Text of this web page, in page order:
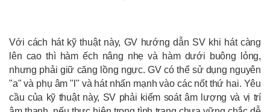
Với cách hát kỹ thuật này, GV hướng dẫn SV khi hát càng
lên cao thì hàm ếch nâng nhẹ và hàm dưới buông lỏng,
nhưng phải giữ căng lồng ngực. GV có thể sử dụng nguyên
"a" và phụ âm "l" và hát nhấn mạnh vào các nốt thứ hai. Yêu
cầu của kỹ thuật này, SV phải kiểm soát âm lượng và vị trí